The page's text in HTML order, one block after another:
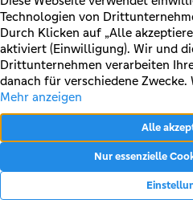
Kontakt
AGB & Sonderbedingungen
Erklärung zur Barrierefreiheit
Impressum
Datenschutz
VERTRAG WIDERRUFEN